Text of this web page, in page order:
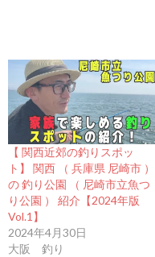
【 関西近郊の釣りスポッ
ト】 関西 （ 兵庫県 尼崎市 ）
の 釣り公園 （ 尼崎市立魚つ
り公園 ） 紹介【2024年版
Vol.1】
2024年4月30日
大阪 釣り